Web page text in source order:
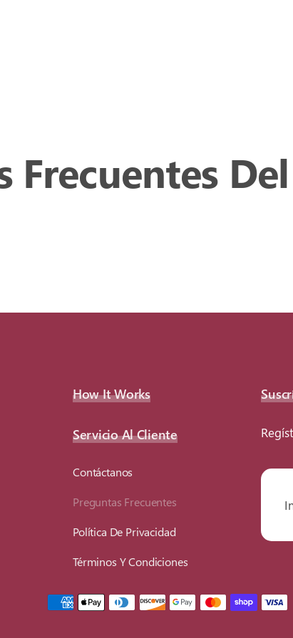
Frecuentes
How It Works
Servicio Al Cliente
Contáctanos
Preguntas Frecuentes
Política De Privacidad
Términos Y Condiciones